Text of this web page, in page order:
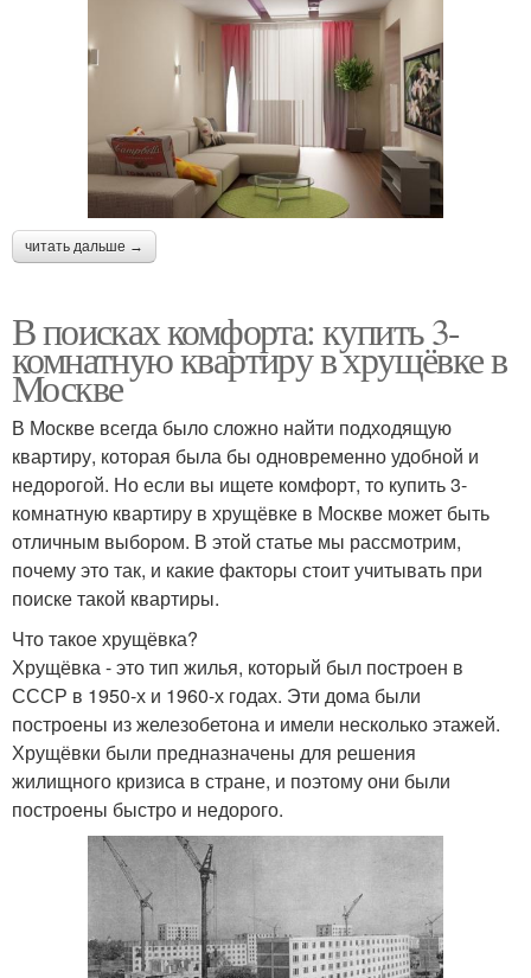
читать дальше →
В поисках комфорта: купить 3-
комнатную квартиру в хрущёвке в
Москве
В Москве всегда было сложно найти подходящую
квартиру, которая была бы одновременно удобной и
недорогой. Но если вы ищете комфорт, то купить 3-
комнатную квартиру в хрущёвке в Москве может быть
отличным выбором. В этой статье мы рассмотрим,
почему это так, и какие факторы стоит учитывать при
поиске такой квартиры.
Что такое хрущёвка?
Хрущёвка - это тип жилья, который был построен в
СССР в 1950-х и 1960-х годах. Эти дома были
построены из железобетона и имели несколько этажей.
Хрущёвки были предназначены для решения
жилищного кризиса в стране, и поэтому они были
построены быстро и недорого.